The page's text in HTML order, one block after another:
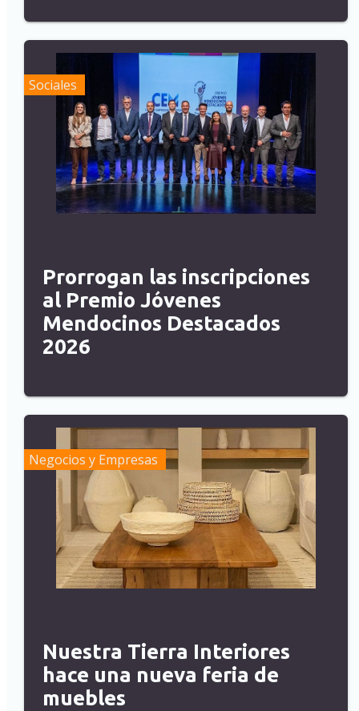
Sociales
Prorrogan las inscripciones
al Premio Jóvenes
Mendocinos Destacados
2026
Negocios y Empresas
Nuestra Tierra Interiores
hace una nueva feria de
muebles